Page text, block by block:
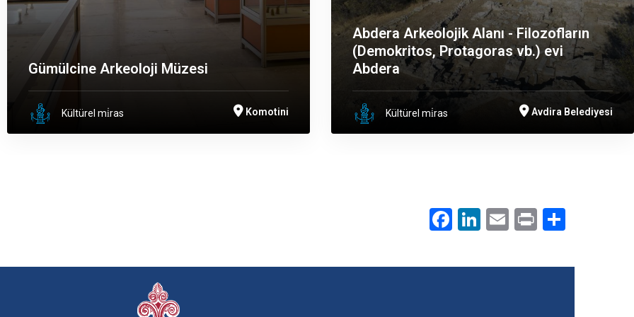
Gümülcine Arkeoloji Müzesi
Kültürel mi̇ras Komotini
Abdera Arkeolojik Alanı - Filozofların
(Demokritos, Protagoras vb.) evi
Abdera
Kültürel mi̇ras Avdira Belediyesi
Facebook
LinkedIn
Email
Print